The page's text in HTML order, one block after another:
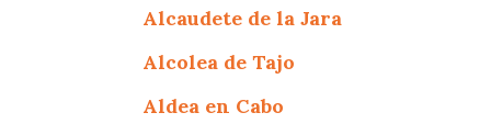
Alcaudete de la Jara
Alcolea de Tajo
Aldea en Cabo